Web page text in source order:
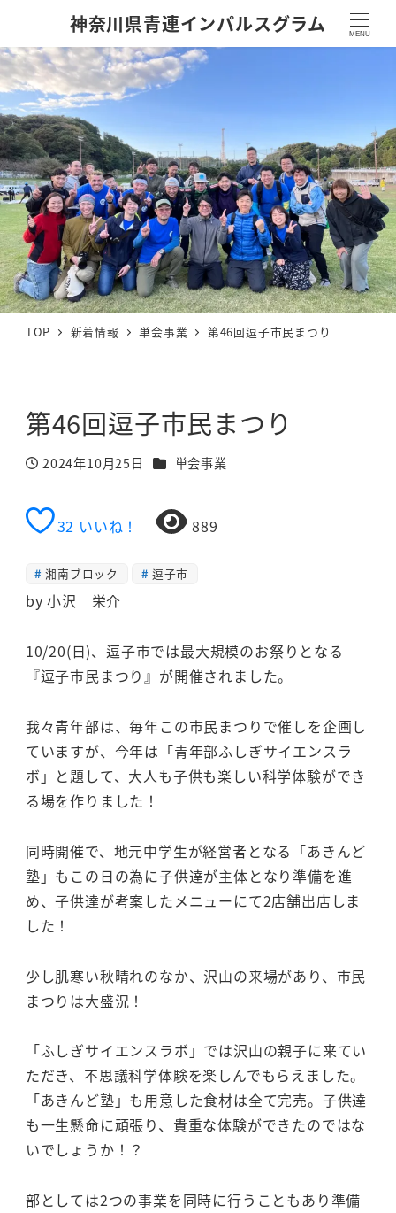
神奈川県青連インパルスグラム MENU
TOP 新着情報 単会事業 第46回逗子市民まつり
第46回逗子市民まつり
投稿日
2024年10月25日 カテゴリー
単会事業
32 いいね！ 889
湘南ブロック 逗子市
by 小沢 栄介
10/20(日)、逗子市では最大規模のお祭りとなる
『逗子市民まつり』が開催されました。
我々青年部は、毎年この市民まつりで催しを企画し
ていますが、今年は「青年部ふしぎサイエンスラ
ボ」と題して、大人も子供も楽しい科学体験ができ
る場を作りました！
同時開催で、地元中学生が経営者となる「あきんど
塾」もこの日の為に子供達が主体となり準備を進
め、子供達が考案したメニューにて2店舗出店しま
した！
少し肌寒い秋晴れのなか、沢山の来場があり、市民
まつりは大盛況！
「ふしぎサイエンスラボ」では沢山の親子に来てい
ただき、不思議科学体験を楽しんでもらえました。
「あきんど塾」も用意した食材は全て完売。子供達
も一生懸命に頑張り、貴重な体験ができたのではな
いでしょうか！？
部としては2つの事業を同時に行うこともあり準備